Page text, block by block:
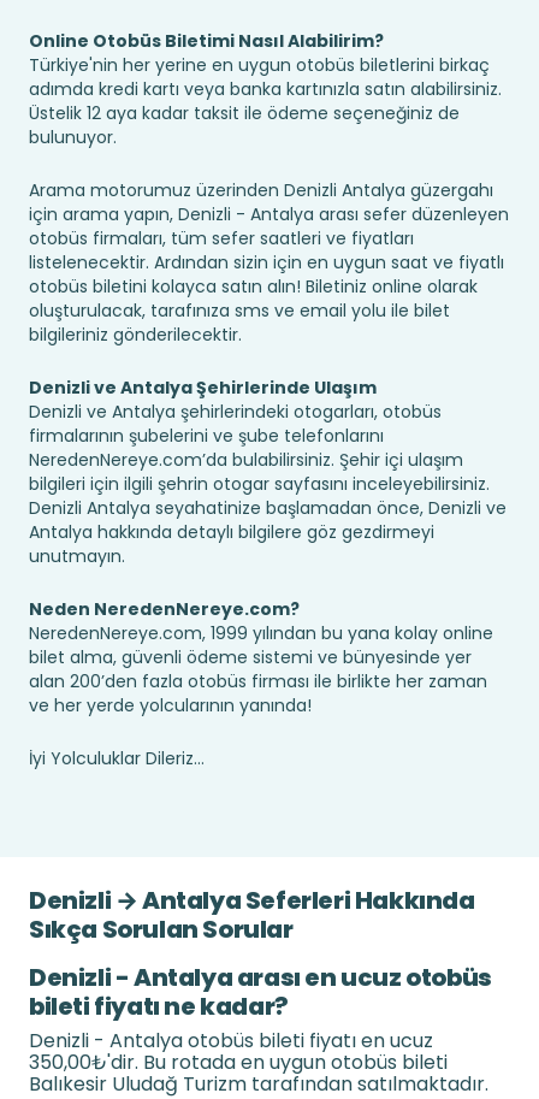
Online Otobüs Biletimi Nasıl Alabilirim?
Türkiye'nin her yerine en uygun otobüs biletlerini birkaç
adımda kredi kartı veya banka kartınızla satın alabilirsiniz.
Üstelik 12 aya kadar taksit ile ödeme seçeneğiniz de
bulunuyor.
Arama motorumuz üzerinden Denizli Antalya güzergahı
için arama yapın, Denizli - Antalya arası sefer düzenleyen
otobüs firmaları, tüm sefer saatleri ve fiyatları
listelenecektir. Ardından sizin için en uygun saat ve fiyatlı
otobüs biletini kolayca satın alın! Biletiniz online olarak
oluşturulacak, tarafınıza sms ve email yolu ile bilet
bilgileriniz gönderilecektir.
Denizli ve Antalya Şehirlerinde Ulaşım
Denizli ve Antalya şehirlerindeki otogarları, otobüs
firmalarının şubelerini ve şube telefonlarını
NeredenNereye.com’da bulabilirsiniz. Şehir içi ulaşım
bilgileri için ilgili şehrin otogar sayfasını inceleyebilirsiniz.
Denizli Antalya seyahatinize başlamadan önce, Denizli ve
Antalya hakkında detaylı bilgilere göz gezdirmeyi
unutmayın.
Neden NeredenNereye.com?
NeredenNereye.com, 1999 yılından bu yana kolay online
bilet alma, güvenli ödeme sistemi ve bünyesinde yer
alan 200’den fazla otobüs firması ile birlikte her zaman
ve her yerde yolcularının yanında!
İyi Yolculuklar Dileriz...
Denizli → Antalya Seferleri Hakkında
Sıkça Sorulan Sorular
Denizli - Antalya arası en ucuz otobüs
bileti fiyatı ne kadar?
Denizli - Antalya otobüs bileti fiyatı en ucuz
350,00₺'dir. Bu rotada en uygun otobüs bileti
Balıkesir Uludağ Turizm tarafından satılmaktadır.